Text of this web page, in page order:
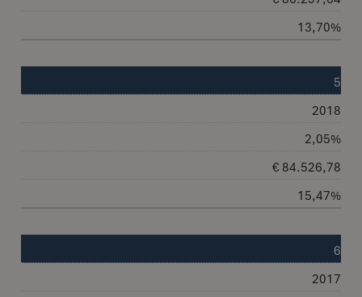
13,70%
5
2018
2,05%
€ 84.526,78
15,47%
6
2017